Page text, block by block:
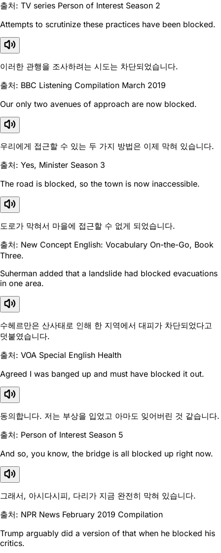
출처: TV series Person of Interest Season 2
Attempts to scrutinize these practices have been blocked.
이러한 관행을 조사하려는 시도는 차단되었습니다.
출처: BBC Listening Compilation March 2019
Our only two avenues of approach are now blocked.
우리에게 접근할 수 있는 두 가지 방법은 이제 막혀 있습니다.
출처: Yes, Minister Season 3
The road is blocked, so the town is now inaccessible.
도로가 막혀서 마을에 접근할 수 없게 되었습니다.
출처: New Concept English: Vocabulary On-the-Go, Book
Three.
Suherman added that a landslide had blocked evacuations
in one area.
수헤르만은 산사태로 인해 한 지역에서 대피가 차단되었다고
덧붙였습니다.
출처: VOA Special English Health
Agreed I was banged up and must have blocked it out.
동의합니다. 저는 부상을 입었고 아마도 잊어버린 것 같습니다.
출처: Person of Interest Season 5
And so, you know, the bridge is all blocked up right now.
그래서, 아시다시피, 다리가 지금 완전히 막혀 있습니다.
출처: NPR News February 2019 Compilation
Trump arguably did a version of that when he blocked his
critics.